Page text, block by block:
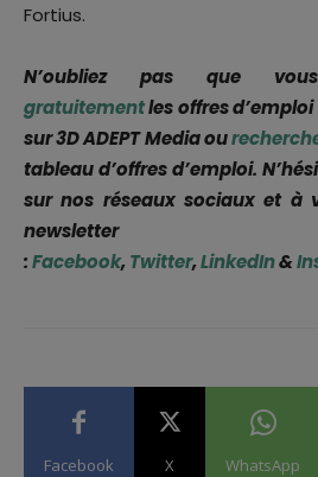
Fortius.
N’oubliez pas que
gratuitementles offres d’emploi
sur 3D ADEPT Media ou
tableau d’offres d’emploi.
sur nos réseaux sociaux et à
newsletter
:Facebook,Twitter,LinkedIn&
Facebook X WhatsApp